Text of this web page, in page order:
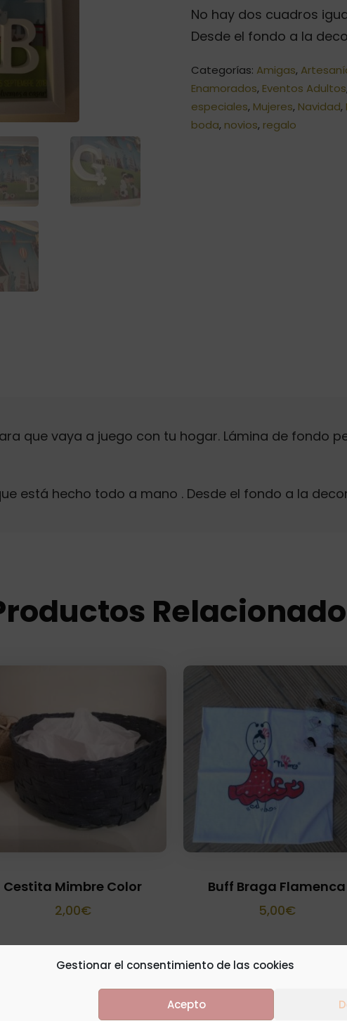
Gestionar el consentimiento de las cookies
Acepto
No hay dos cuadros
Desde el fondo a la
Categorías: Amigas,
Enamorados, Eventos Adultos
especiales, Mujeres, Navidad,
boda, novios, regalo
que vaya a juego con tu hogar. Lámina de fondo
está hecho todo a mano . Desde el fondo a la
Cestita Mimbre Color
2,00€
Buff Braga Flamenca
5,00€